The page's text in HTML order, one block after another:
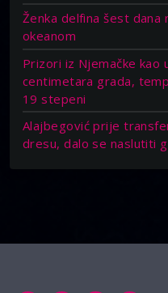
Ženka delfina šest dana
okeanom
Prizori iz Njemačke kao
centimetara grada,
19 stepeni
Alajbegović prije
dresu, dalo se naslutiti